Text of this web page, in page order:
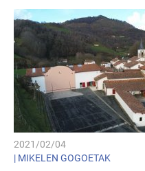
2021/02/04
| MIKELEN GOGOETAK